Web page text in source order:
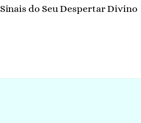
Sinais do Seu Despertar Divino